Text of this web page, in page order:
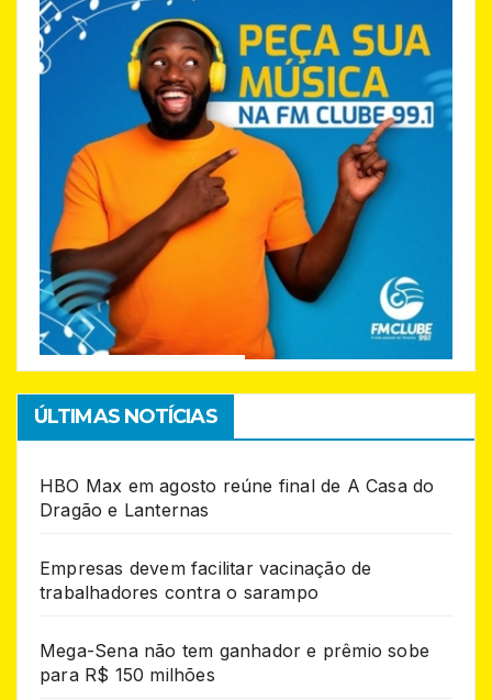
ÚLTIMAS NOTÍCIAS
HBO Max em agosto reúne final de A Casa do
Dragão e Lanternas
Empresas devem facilitar vacinação de
trabalhadores contra o sarampo
Mega-Sena não tem ganhador e prêmio sobe
para R$ 150 milhões